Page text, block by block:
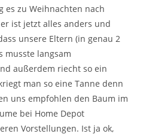
es zu Weihnachten nach
ist jetzt alles anders und
unsere Eltern (in genau 2
musste langsam
außerdem riecht so ein
man so eine Tanne denn
uns empfohlen den Baum im
bei Home Depot
Vorstellungen. Ist ja ok,